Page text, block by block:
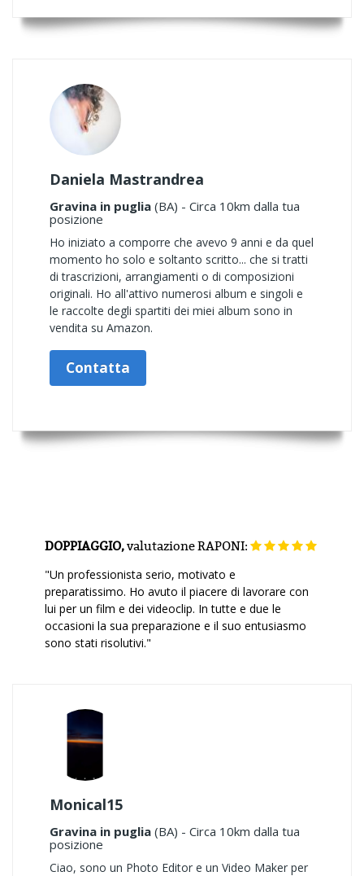
Daniela Mastrandrea
Gravina in puglia (BA) - Circa 10km dalla tua
posizione
Ho iniziato a comporre che avevo 9 anni e da quel
momento ho solo e soltanto scritto... che si tratti
di trascrizioni, arrangiamenti o di composizioni
originali. Ho all'attivo numerosi album e singoli e
le raccolte degli spartiti dei miei album sono in
vendita su Amazon.
Contatta
DOPPIAGGIO,valutazioneRAPONI:
"Un professionista serio, motivato e
preparatissimo. Ho avuto il piacere di lavorare con
lui per un film e dei videoclip. In tutte e due le
occasioni la sua preparazione e il suo entusiasmo
sono stati risolutivi."
Monical15
Gravina in puglia (BA) - Circa 10km dalla tua
posizione
Ciao, sono un Photo Editor e un Video Maker per